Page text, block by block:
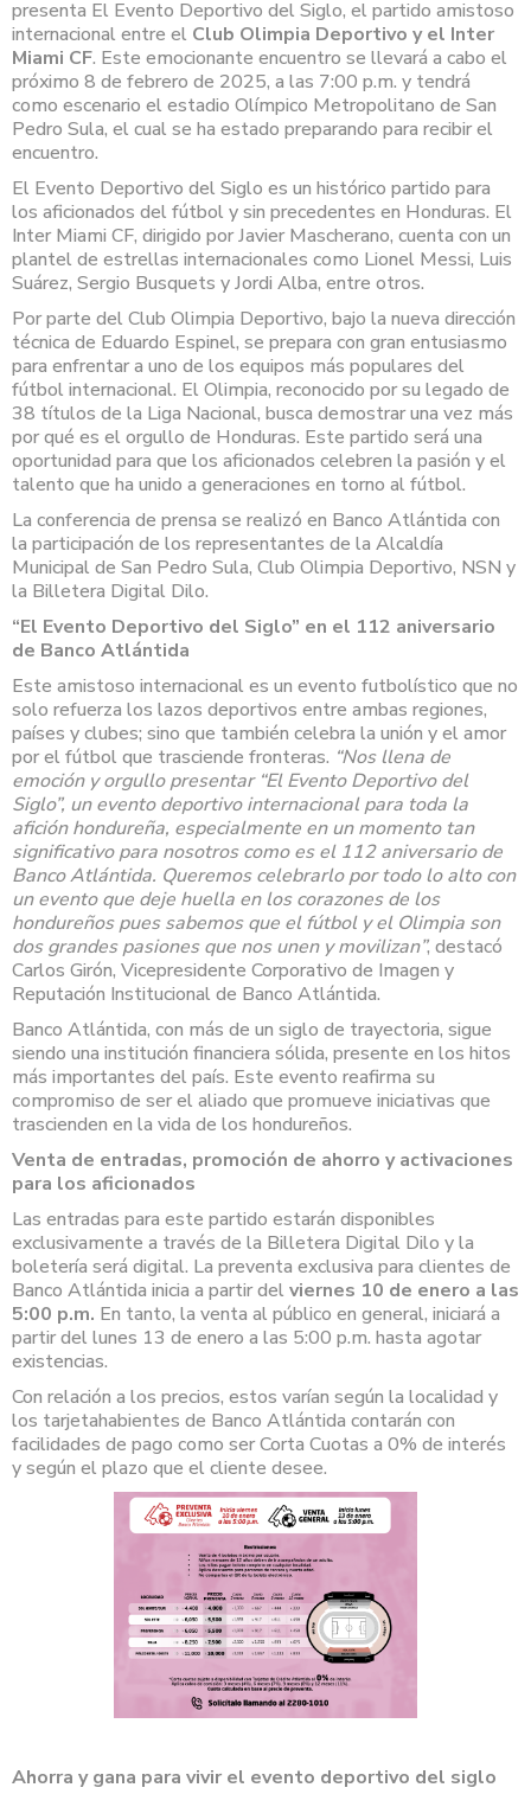
presenta El Evento Deportivo del Siglo, el partido amistoso
internacional entre el Club Olimpia Deportivo y el Inter
Miami CF. Este emocionante encuentro se llevará a cabo el
próximo 8 de febrero de 2025, a las 7:00 p.m. y tendrá
como escenario el estadio Olímpico Metropolitano de San
Pedro Sula, el cual se ha estado preparando para recibir el
encuentro.
El Evento Deportivo del Siglo es un histórico partido para
los aficionados del fútbol y sin precedentes en Honduras. El
Inter Miami CF, dirigido por Javier Mascherano, cuenta con un
plantel de estrellas internacionales como Lionel Messi, Luis
Suárez, Sergio Busquets y Jordi Alba, entre otros.
Por parte del Club Olimpia Deportivo, bajo la nueva dirección
técnica de Eduardo Espinel, se prepara con gran entusiasmo
para enfrentar a uno de los equipos más populares del
fútbol internacional. El Olimpia, reconocido por su legado de
38 títulos de la Liga Nacional, busca demostrar una vez más
por qué es el orgullo de Honduras. Este partido será una
oportunidad para que los aficionados celebren la pasión y el
talento que ha unido a generaciones en torno al fútbol.
La conferencia de prensa se realizó en Banco Atlántida con
la participación de los representantes de la Alcaldía
Municipal de San Pedro Sula, Club Olimpia Deportivo, NSN y
la Billetera Digital Dilo.
“El Evento Deportivo del Siglo” en el 112 aniversario
de Banco Atlántida
Este amistoso internacional es un evento futbolístico que no
solo refuerza los lazos deportivos entre ambas regiones,
países y clubes; sino que también celebra la unión y el amor
por el fútbol que trasciende fronteras. “Nos llena de
emoción y orgullo presentar “El Evento Deportivo del
Siglo”, un evento deportivo internacional para toda la
afición hondureña, especialmente en un momento tan
significativo para nosotros como es el 112 aniversario de
Banco Atlántida. Queremos celebrarlo por todo lo alto con
un evento que deje huella en los corazones de los
hondureños pues sabemos que el fútbol y el Olimpia son
dos grandes pasiones que nos unen y movilizan”, destacó
Carlos Girón, Vicepresidente Corporativo de Imagen y
Reputación Institucional de Banco Atlántida.
Banco Atlántida, con más de un siglo de trayectoria, sigue
siendo una institución financiera sólida, presente en los hitos
más importantes del país. Este evento reafirma su
compromiso de ser el aliado que promueve iniciativas que
trascienden en la vida de los hondureños.
Venta de entradas, promoción de ahorro y activaciones
para los aficionados
Las entradas para este partido estarán disponibles
exclusivamente a través de la Billetera Digital Dilo y la
boletería será digital. La preventa exclusiva para clientes de
Banco Atlántida inicia a partir del viernes 10 de enero a las
5:00 p.m. En tanto, la venta al público en general, iniciará a
partir del lunes 13 de enero a las 5:00 p.m. hasta agotar
existencias.
Con relación a los precios, estos varían según la localidad y
los tarjetahabientes de Banco Atlántida contarán con
facilidades de pago como ser Corta Cuotas a 0% de interés
y según el plazo que el cliente desee.
Ahorra y gana para vivir el evento deportivo del siglo